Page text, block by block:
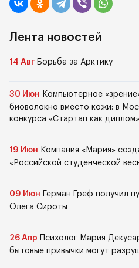
Лента новостей
14 Авг Борьба за Арктику
30 Июн Компьютерное
биоволокно вместо кожи: в
конкурса «Стартап как диплом»
19 Июн Компания «Мария»
«Российской студенческой
09 Июн
Герман Греф получил
Олега Сироты
26 Апр
Психолог Мария
бытовые привычки могут